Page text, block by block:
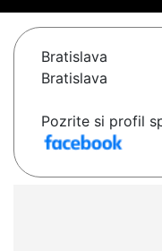
Bratislava
Bratislava
Pozrite si profil